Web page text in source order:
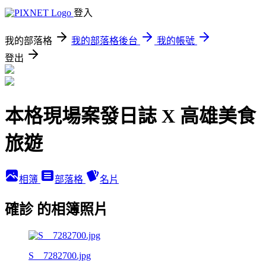
登入
我的部落格 我的部落格後台
我的帳號
登出
本格現場案發日誌 X 高雄美食
旅遊
相簿 部落格 名片
確診 的相簿照片
S__7282700.jpg